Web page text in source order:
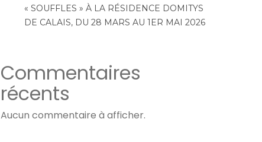
« SOUFFLES » À LA RÉSIDENCE DOMITYS
DE CALAIS, DU 28 MARS AU 1ER MAI 2026
Commentaires
récents
Aucun commentaire à afficher.